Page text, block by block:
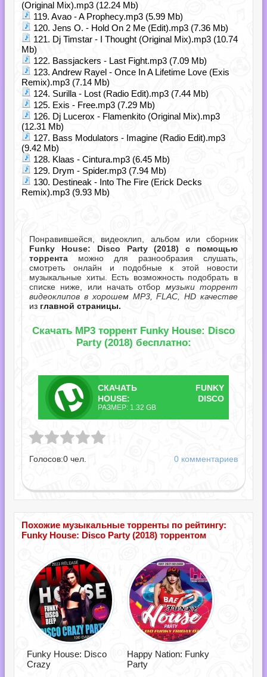
(Original Mix).mp3 (12.24 Mb)
119. Avao - A Prophecy.mp3 (5.99 Mb)
120. Jens O. - Hold On 2 Me (Edit).mp3 (7.36 Mb)
121. Dj Timstar - I Thought (Original Mix).mp3 (10.74
Mb)
122. Bassjackers - Last Fight.mp3 (7.09 Mb)
123. Andrew Rayel - Once In A Lifetime Love (Exis
Remix).mp3 (7.14 Mb)
124. Surilla - Lost (Radio Edit).mp3 (7.44 Mb)
125. Exis - Free.mp3 (7.29 Mb)
126. Dj Lucerox - Flamenkito (Original Mix).mp3
(12.31 Mb)
127. Bass Modulators - Imagine (Radio Edit).mp3
(9.42 Mb)
128. Klaas - Cintura.mp3 (6.45 Mb)
129. Drym - Spider.mp3 (7.94 Mb)
130. Destineak - Into The Fire (Erick Decks
Remix).mp3 (9.93 Mb)
Понравившейся, видеоклип, альбом или сборник
Funky House: Disco Party (2018) с помощью
торрента можно для разнообразия слушать,
смотреть онлайн и подобные к этой новости
музыкальные хиты. Есть возможность подобрать в
списке ниже, или начать отбор музыки торрент
видеоклипов в хорошем MP3, FLAC, HD качестве
из главной страницы.
Скачать MP3 торрент Funky House: Disco
Party (2018) бесплатно:
СКАЧАТЬ
ТОРРЕНТ
FUNKY
HOUSE: DISCO
PARTY.TORRENT
РАЗМЕР: 1.32 GB
Disco Party.torrent
Голосов:0 чел. 0 комментариев
Похожие музыкальные торренты по рейтингу:
Funky House: Disco Party (2018) торрентом
Funky House: Disco
Crazy
Happy Nation: Funky
Party